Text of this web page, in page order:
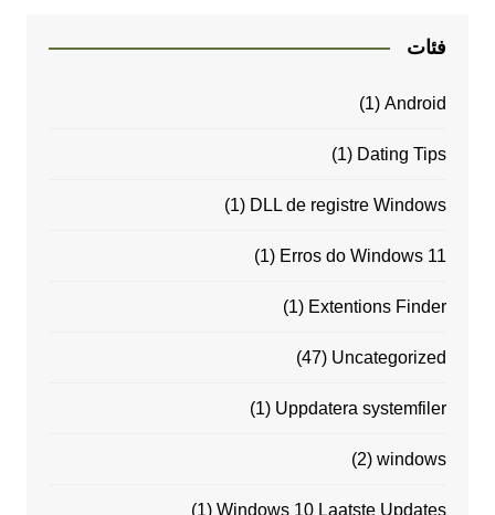
فئات
Android
(1)
Dating Tips
(1)
DLL de registre Windows
(1)
Erros do Windows 11
(1)
Extentions Finder
(1)
Uncategorized
(47)
Uppdatera systemfiler
(1)
windows
(2)
Windows 10 Laatste Updates
(1)